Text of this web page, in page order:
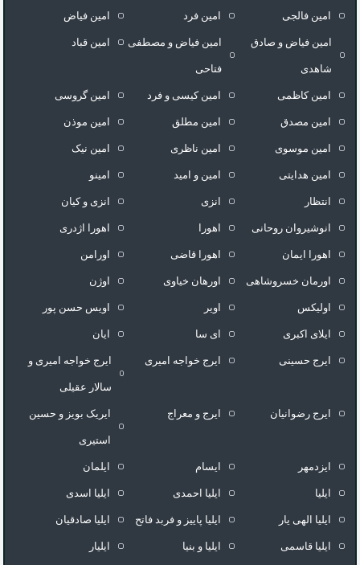
امین فالجی امین فرد امین فیاض
امین فیاض و صادق
شاهدی
امین فیاض و مصطفی
فتاحی
امین قباد
امین کاظمی امین کیسی و فرد امین گروسی
امین مصدق امین مطلق امین موذن
امین موسوی امین ناظری امین نیک
امین هدایتی امین و امید امینو
انتظار انزی انزی و کیان
انوشیروان روحانی اهورا اهورا اژدری
اهورا ایمان اهورا قاضی اورامن
اورمان خسروشاهی اورهان خیاوی اوژن
اولیکس اویر اویس حسن پور
ايلاى اكبرى ای سا ایان
ایرج حسینی ایرج خواجه امیری ایرج خواجه امیری و
سالار عقیلی
ایرج رضوانیان ایرج و معراج ایریک بویز و حسین
استیری
ایزدمهر ایسام ایلمان
ایلیا ایلیا احمدی ایلیا اسدی
ایلیا الهی یار ایلیا پاییز و فربد فاتح ایلیا صادقیان
ایلیا قاسمی ایلیا و بنیا ایلیار